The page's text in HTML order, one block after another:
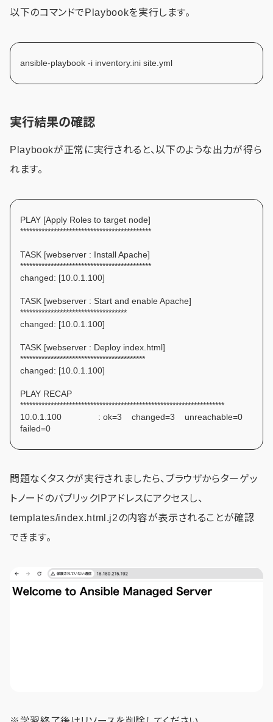
以下のコマンドでPlaybookを実行します。
ansible-playbook -i inventory.ini site.yml
実行結果の確認
Playbookが正常に実行されると、以下のような出力が得ら
れます。
PLAY [Apply Roles to target node]
*******************************************
TASK [webserver : Install Apache]
*******************************************
changed: [10.0.1.100]
TASK [webserver : Start and enable Apache]
***********************************
changed: [10.0.1.100]
TASK [webserver : Deploy index.html]
*****************************************
changed: [10.0.1.100]
PLAY RECAP
*******************************************************************
10.0.1.100 : ok=3 changed=3 unreachable=0
failed=0
問題なくタスクが実行されましたら、ブラウザからターゲッ
トノードのパブリックIPアドレスにアクセスし、
templates/index.html.j2の内容が表示されることが確認
できます。